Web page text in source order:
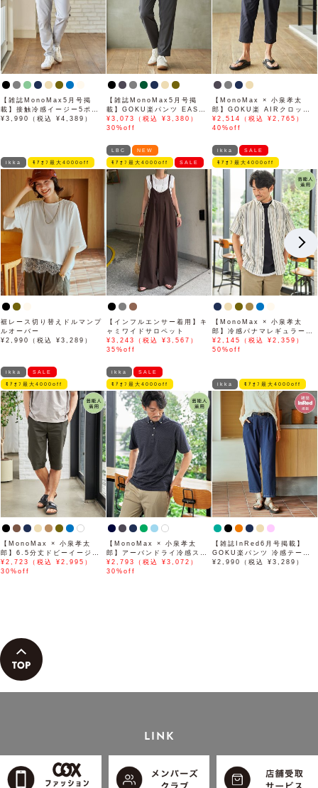
【雑誌MonoMax5月号掲
載】接触冷感イージー5ポケ
ット
¥3,990（税込 ¥4,389）
【雑誌MonoMax5月号掲
載】GOKU楽パンツ EASY
STRETCH 冷感アンクル
【接触冷感】「小泉孝太郎さ
¥3,073（税込 ¥3,380）
30%off
【MonoMax × 小泉孝太
郎】GOKU楽 AIRクロップ
ドパンツ「小泉孝太郎さん着
用モデル」
¥2,514（税込 ¥2,765）
40%off
ikka ﾓｱｵﾌ最大4000off
裾レース切り替えドルマンプ
ルオーバー
¥2,990（税込 ¥3,289）
LBC NEW
ﾓｱｵﾌ最大4000off SALE
【インフルエンサー着用】キ
ャミワイドサロペット
¥3,243（税込 ¥3,567）
35%off
ikka SALE
ﾓｱｵﾌ最大4000off
【MonoMax × 小泉孝太
郎】冷感パナマレギュラーカ
ラー半袖シャツ「小泉孝太郎
さん着用モデル」
¥2,145（税込 ¥2,359）
50%off
ikka SALE
ﾓｱｵﾌ最大4000off
【MonoMax × 小泉孝太
郎】6.5分丈ドビーイージー
ハーフパンツ「小泉孝太郎さ
ん着用モデル」
¥2,723（税込 ¥2,995）
30%off
ikka SALE
ﾓｱｵﾌ最大4000off
【MonoMax × 小泉孝太
郎】アーバンドライ冷感スイ
スボタンダウンポロシャツ
「小泉孝太郎さん着用モデ
¥2,793（税込 ¥3,072）
30%off
ikka ﾓｱｵﾌ最大4000off
【雑誌InRed6月号掲載】
GOKU楽パンツ 冷感テーパ
ード【接触冷感】
¥2,990（税込 ¥3,289）
LINK